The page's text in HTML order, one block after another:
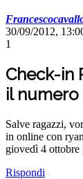
30/09/2012,
1
Check-in
il
Salve ragazzi,
in online con
giovedì 4 ottobre
Rispondi